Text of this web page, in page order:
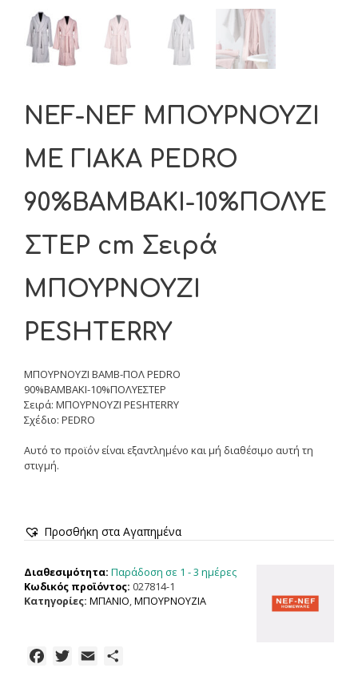
NEF-NEF ΜΠΟΥΡΝΟΥΖΙ
ΜΕ ΓΙΑΚΑ PEDRO
90%ΒΑΜΒΑΚΙ-10%ΠΟΛΥΕ
ΣΤΕΡ cm Σειρά
ΜΠΟΥΡΝΟΥΖΙ
PESHTERRY
ΜΠΟΥΡΝΟΥΖΙ ΒΑΜΒ-ΠΟΛ PEDRO
90%ΒΑΜΒΑΚΙ-10%ΠΟΛΥΕΣΤΕΡ
Σειρά: ΜΠΟΥΡΝΟΥΖΙ PESHTERRY
Σχέδιο: PEDRO
Αυτό το προϊόν είναι εξαντλημένο και μή διαθέσιμο αυτή τη
στιγμή.
Προσθήκη στα Αγαπημένα
Διαθεσιμότητα: Παράδοση σε 1 - 3 ημέρες
Κωδικός προϊόντος: 027814-1
Κατηγορίες: ΜΠΑΝΙΟ,ΜΠΟΥΡΝΟΥΖΙΑ